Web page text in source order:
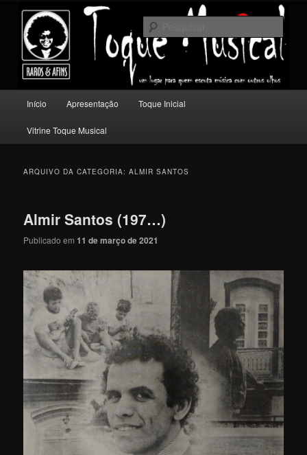
conteúdo
principal
conteúdo
secundário
Toque Musical
Um lugar para quem escuta música com outros olhos.
principal
Início Apresentação Toque Inicial
Vitrine Toque Musical
ARQUIVO DA CATEGORIA:ALMIR SANTOS
Almir Santos (197…)
Publicado em11 de março de 2021